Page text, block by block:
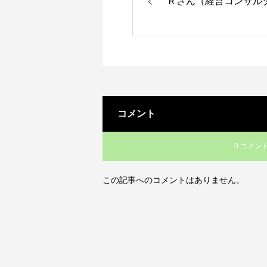
コメント
0 コメント
この記事へのコメントはありません。